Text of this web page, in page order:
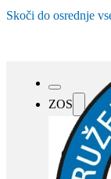
Skoči do osrednje
ZOS
O ZOS